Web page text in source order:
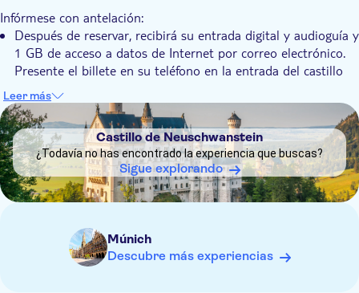
inolvidable y enriquecedora.
Alpsee
Conocerá la historia del castillo con una audioguía
multilingüe y permanecerá conectado durante su visita con
una eSIM de 1 GB
Infórmese con antelación:
Después de reservar, recibirá su entrada digital y audioguía y
1 GB de acceso a datos de Internet por correo electrónico.
Presente el billete en su teléfono en la entrada del castillo
de Hohenschwangau en la franja horaria seleccionada.
Acceda a la audioguía en su dispositivo y explore el castillo a
su propio ritmo.
La audioguía está disponible en inglés, alemán, neerlandés,
italiano, francés, español, portugués, ruso, polaco, japonés,
chino y coreano.
Leer más
DSA1Castillo de Neuschwanstein
Castillo de Neuschwanstein
¿Todavía no has encontrado la experiencia que buscas?
Sigue explorando
Múnich
Descubre más experiencias